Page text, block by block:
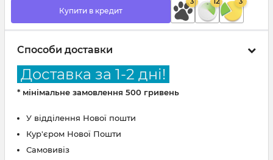
Купити в кредит
Способи доставки
Доставка за 1-2 дні!
* мінімальне замовлення 500 гривень
У відділення Нової пошти
Кур'єром Нової Пошти
Самовивіз